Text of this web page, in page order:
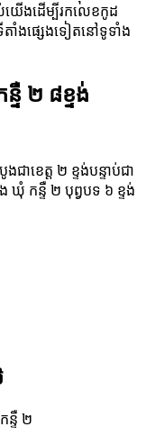
យើងដើម្បីរកលេខកូដ
ាំងផ្សេងទៀតនៅទូទាំង
២ ៨ខ្ទង់
ាខេត្ត ២ ខ្ទង់បន្ទាប់ជា
ឃុំ កន្ទឺ ២ បុព្វបទ ៦ ខ្ទង់
ទឺ ២